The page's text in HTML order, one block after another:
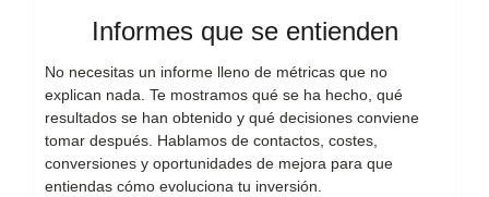
Informes que se entienden
No necesitas un informe lleno de métricas que no
explican nada. Te mostramos qué se ha hecho, qué
resultados se han obtenido y qué decisiones conviene
tomar después. Hablamos de contactos, costes,
conversiones y oportunidades de mejora para que
entiendas cómo evoluciona tu inversión.